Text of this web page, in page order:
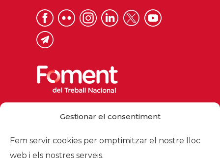
Gestionar el consentiment
Fem servir cookies per omptimitzar el nostre lloc
web i els nostres serveis.
foment@foment.com